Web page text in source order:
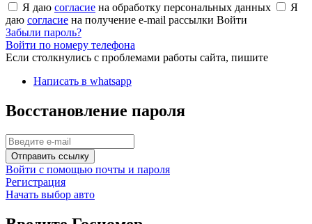
Я даю согласие на обработку персональных данных
Я
даю согласие на получение e-mail рассылки Войти
Забыли пароль?
Войти по номеру телефона
Если столкнулись с проблемами работы сайта, пишите
Написать в whatsapp
Восстановление пароля
Отправить ссылку
Войти с помощью почты и пароля
Регистрация
Начать выбор авто